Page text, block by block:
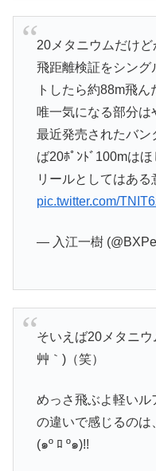
20メタニウムだけ
飛距離検証をシング
トしたら約88m飛ん
唯一気になる部分は
最近発売されたバン
ば20ﾎﾟﾝﾄﾞ100mは
リールとしてはある
pic.twitter.com/
— 入江一樹
そいえば20メタニウ
艸｀)（笑）
めっさ飛ぶよ軽いル
の違いで感じるのは
(๑º ﾛ º๑)!!